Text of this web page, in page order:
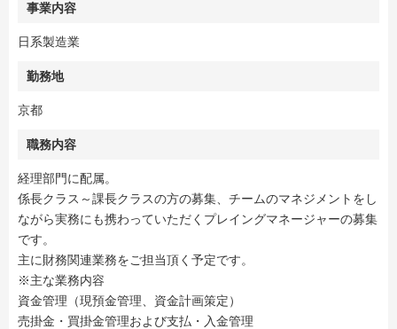
事業内容
日系製造業
勤務地
京都
職務内容
経理部門に配属。
係長クラス～課長クラスの方の募集、チームのマネジメントをし
ながら実務にも携わっていただくプレイングマネージャーの募集
です。
主に財務関連業務をご担当頂く予定です。
※主な業務内容
資金管理（現預金管理、資金計画策定）
売掛金・買掛金管理および支払・入金管理